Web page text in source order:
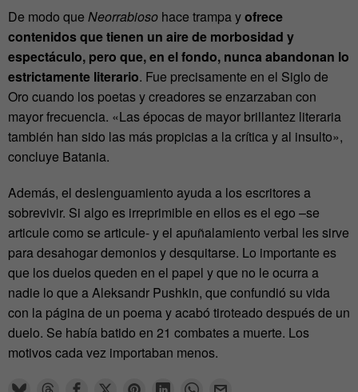
De modo que Neorrabioso hace trampa yofrece
contenidos que tienen un aire de morbosidad y
espectáculo, pero que, en el fondo, nunca abandonan lo
estrictamente literario. Fue precisamente en el Siglo de
Oro cuando los poetas y creadores se enzarzaban con
mayor frecuencia. «Las épocas de mayor brillantez literaria
también han sido las más propicias a la crítica y al insulto»,
concluye Batania.
Además, el deslenguamiento ayuda a los escritores a
sobrevivir. Si algo es irreprimible en ellos es el ego –se
articule como se articule- y el apuñalamiento verbal les sirve
para desahogar demonios y desquitarse. Lo importante es
que los duelos queden en el papel y que no le ocurra a
nadie lo que a Aleksandr Pushkin, que confundió su vida
con la página de un poema y acabó tiroteado después de un
duelo. Se había batido en 21 combates a muerte. Los
motivos cada vez importaban menos.